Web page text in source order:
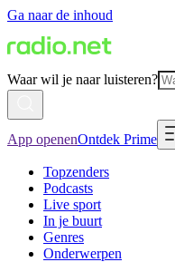
Ga naar de inhoud
Waar wil je naar luisteren?
App openenOntdek Prime
Topzenders
Podcasts
Live sport
In je buurt
Genres
Onderwerpen